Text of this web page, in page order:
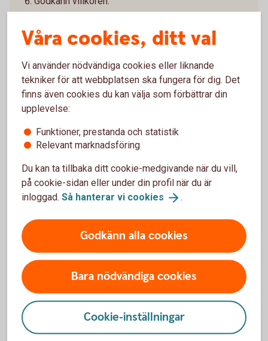
Textmeddelande/SMS:
Ett SMS med en aktiveringskod skickas till
automatiskt skriver du in den själv. Koden är giltig i
60 minuter.
Swedbank plånbok eller Sparbanken plånbok:
Om du väljer att verifiera dig med Mobilt
Swedbank plånbok eller Sparbanken plånbok,
beroende på vilken bank du har. Du dirigeras till App
Store. Ladda ner appen och tryck ”Öppna”.
Kontrollera kortet och signera sedan med Mobilt
BankID/SäkerhetsID.
användas.
Vanliga frågor och svar om Apple
Pay
Våra cookies, ditt val
Vi använder nödvändiga cookies eller liknande
tekniker för att webbplatsen ska fungera för dig. Det
finns även cookies du kan välja som förbättrar din
upplevelse:
Funktioner, prestanda och statistik
Relevant marknadsföring
Du kan ta tillbaka ditt cookie-medgivande när du vill,
på cookie-sidan eller under din profil när du är
inloggad. Så hanterar vi cookies .
Godkänn alla cookies
Bara nödvändiga cookies
Cookie-inställningar